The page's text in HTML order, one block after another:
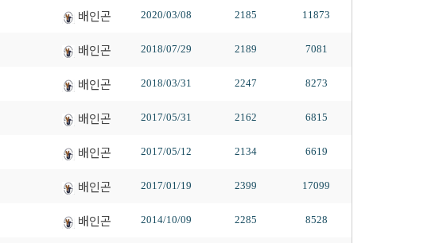
배인곤 2020/03/08 2185 11873
배인곤 2018/07/29 2189 7081
배인곤 2018/03/31 2247 8273
배인곤 2017/05/31 2162 6815
배인곤 2017/05/12 2134 6619
배인곤 2017/01/19 2399 17099
배인곤 2014/10/09 2285 8528